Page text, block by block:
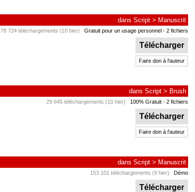
dans Script > Manuscrit
78 724 téléchargements (10 hier) Gratuit pour un usage personnel - 2 fichiers
Télécharger
Faire don à l'auteur
dans Script > Brush
29 645 téléchargements (10 hier) 100% Gratuit - 2 fichiers
Télécharger
Faire don à l'auteur
dans Script > Manuscrit
153 101 téléchargements (9 hier) Démo
Télécharger